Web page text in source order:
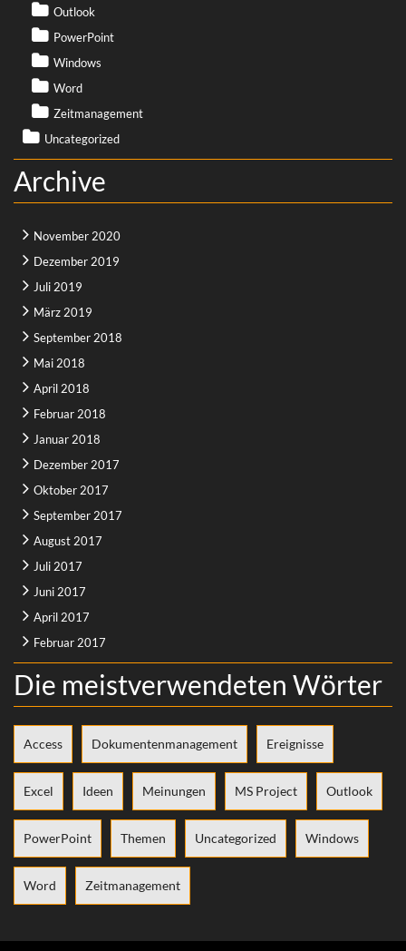
Outlook
PowerPoint
Windows
Word
Zeitmanagement
Uncategorized
Archive
November 2020
Dezember 2019
Juli 2019
März 2019
September 2018
Mai 2018
April 2018
Februar 2018
Januar 2018
Dezember 2017
Oktober 2017
September 2017
August 2017
Juli 2017
Juni 2017
April 2017
Februar 2017
Die meistverwendeten Wörter
Access Dokumentenmanagement Ereignisse
Excel Ideen Meinungen MS Project Outlook
PowerPoint Themen Uncategorized Windows
Word Zeitmanagement